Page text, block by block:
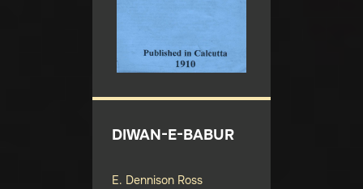
DIWAN-E-BABUR
E. Dennison Ross